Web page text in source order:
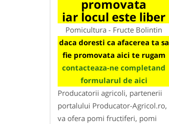
promovata
iar locul este liber
Pomicultura - Fructe Bolintin
daca doresti ca afacerea ta sa
fie promovata aici te rugam
contacteaza-ne completand
formularul de aici
Producatorii agricoli, partenerii
portalului Producator-Agricol.ro,
va ofera pomi fructiferi, pomi